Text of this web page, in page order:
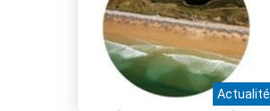
Actualité